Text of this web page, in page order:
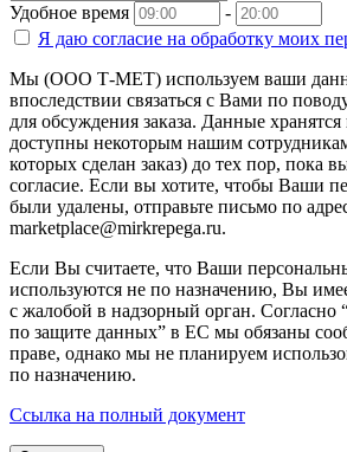
Удобное время
-
Я даю согласие на обработку моих
Мы (ООО Т-МЕТ) используем ваши
впоследствии связаться с Вами по
для обсуждения заказа. Данные
доступны некоторым нашим
которых сделан заказ) до тех пор, пока
согласие. Если вы хотите, чтобы Ваши
были удалены, отправьте письмо по
marketplace@mirkrepega.ru.
Если Вы считаете, что Ваши
используются не по назначению, Вы
с жалобой в надзорный орган. Согласно
по защите данных” в ЕС мы обязаны
праве, однако мы не планируем
по назначению.
Ссылка на полный документ